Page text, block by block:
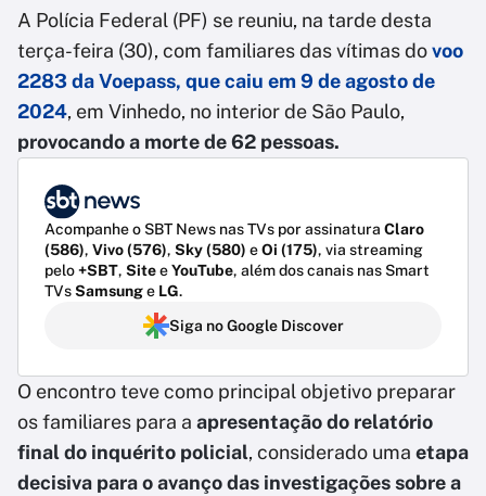
A Polícia Federal (PF) se reuniu, na tarde desta
terça-feira (30), com familiares das vítimas dovoo
2283 da Voepass, que caiu em 9 de agosto de
2024, em Vinhedo, no interior de São Paulo,
provocando a morte de 62 pessoas.
Acompanhe o SBT News nas TVs por assinatura Claro
(586), Vivo (576), Sky (580) eOi (175), via streaming
pelo+SBT, SiteeYouTube, além dos canais nas Smart
TVsSamsunge LG.
Siga no Google Discover
O encontro teve como principal objetivo preparar
os familiares para a apresentação do relatório
final do inquérito policial, considerado uma etapa
decisiva para o avanço das investigações sobre a